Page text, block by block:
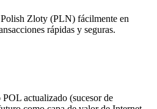
Zloty (PLN) fácilmente en
rápidas y seguras.
actualizado (sucesor de